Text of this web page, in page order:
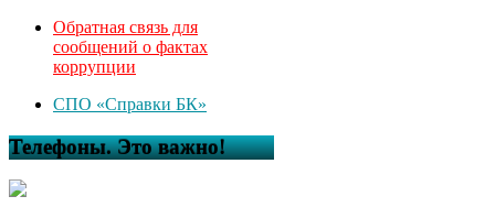
Обратная связь для
сообщений о фактах
коррупции
СПО «Справки БК»
Телефоны. Это важно!